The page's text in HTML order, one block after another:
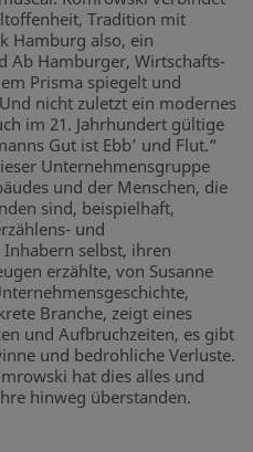
Tradition mit
Hamburg also, ein
Ab Hamburger, Wirtschafts-
Prisma spiegelt und
nicht zuletzt ein modernes
im 21. Jahrhundert gültige
Gut ist Ebb’ und Flut.“
Unternehmensgruppe
und der Menschen, die
sind, beispielhaft,
und
selbst, ihren
erzählte, von Susanne
Branche, zeigt eines
und Aufbruchzeiten, es gibt
und bedrohliche Verluste.
hat dies alles und
hinweg überstanden.